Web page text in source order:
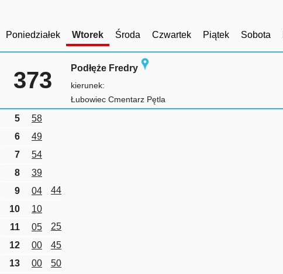
Poniedziałek Wtorek Środa Czwartek Piątek Sobota
373 Podłęże Fredry
kierunek:
Łubowiec Cmentarz Pętla
5
58
6
49
7
54
8
39
9
04
44
10
10
11
05
25
12
00
45
13
00
50